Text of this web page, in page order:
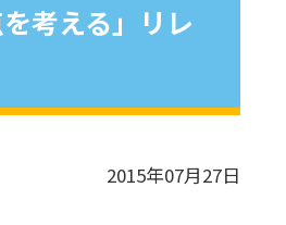
考える」リレ
2015年07月27日